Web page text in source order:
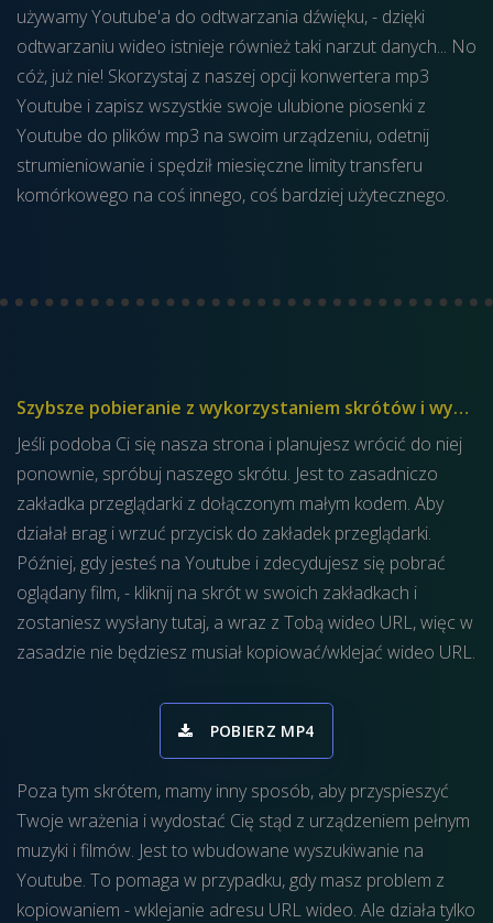
używamy Youtube'a do odtwarzania dźwięku, - dzięki
odtwarzaniu wideo istnieje również taki narzut danych... No
cóż, już nie! Skorzystaj z naszej opcji konwertera mp3
Youtube i zapisz wszystkie swoje ulubione piosenki z
Youtube do plików mp3 na swoim urządzeniu, odetnij
strumieniowanie i spędził miesięczne limity transferu
komórkowego na coś innego, coś bardziej użytecznego.
Szybsze pobieranie z wykorzystaniem skrótów i wyszukiwarki Youtube
Jeśli podoba Ci się nasza strona i planujesz wrócić do niej
ponownie, spróbuj naszego skrótu. Jest to zasadniczo
zakładka przeglądarki z dołączonym małym kodem. Aby
działał вrag i wrzuć przycisk do zakładek przeglądarki.
Później, gdy jesteś na Youtube i zdecydujesz się pobrać
oglądany film, - kliknij na skrót w swoich zakładkach i
zostaniesz wysłany tutaj, a wraz z Tobą wideo URL, więc w
zasadzie nie będziesz musiał kopiować/wklejać wideo URL.
POBIERZ MP4
Poza tym skrótem, mamy inny sposób, aby przyspieszyć
Twoje wrażenia i wydostać Cię stąd z urządzeniem pełnym
muzyki i filmów. Jest to wbudowane wyszukiwanie na
Youtube. To pomaga w przypadku, gdy masz problem z
kopiowaniem - wklejanie adresu URL wideo. Ale działa tylko